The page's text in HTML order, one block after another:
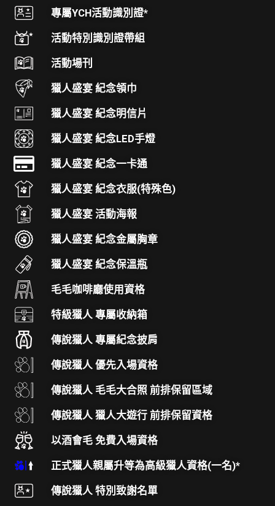
專屬YCH活動識別證*
活動特別識別證帶組
活動場刊
獵人盛宴 紀念領巾
獵人盛宴 紀念明信片
獵人盛宴 紀念LED手燈
獵人盛宴 紀念一卡通
獵人盛宴 紀念衣服(特殊色)
獵人盛宴 活動海報
獵人盛宴 紀念金屬胸章
獵人盛宴 紀念保溫瓶
毛毛咖啡廳使用資格
特級獵人 專屬收納箱
傳說獵人 專屬紀念披肩
傳說獵人 優先入場資格
傳說獵人 毛毛大合照 前排保留區域
傳說獵人 獵人大遊行 前排保留資格
以酒會毛 免費入場資格
正式獵人親屬升等為高級獵人資格(一名)*
傳說獵人 特別致謝名單